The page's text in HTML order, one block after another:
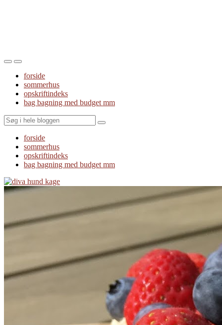
Toggle
mobile
menu
Toggle
the
search
field
forside
sommerhus
opskriftindeks
bag bagning med budget mm
Search
forside
sommerhus
opskriftindeks
bag bagning med budget mm